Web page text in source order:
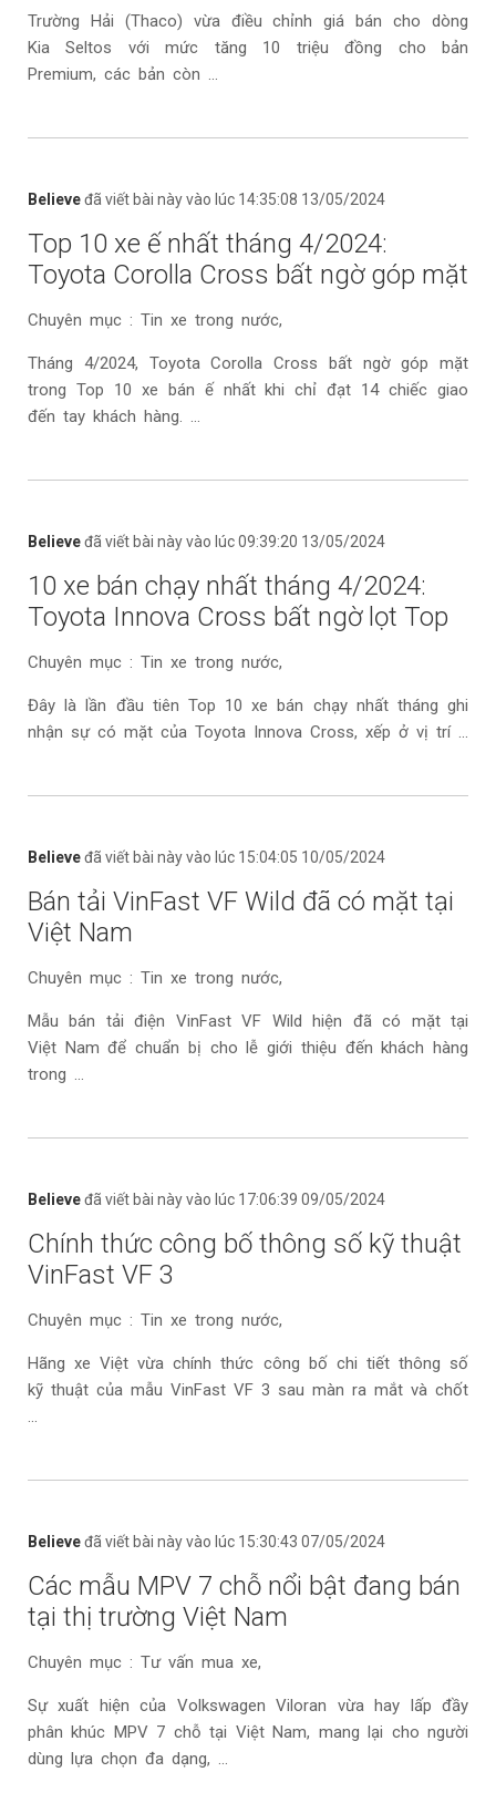
Trường Hải (Thaco) vừa điều chỉnh giá bán cho dòng
Kia Seltos với mức tăng 10 triệu đồng cho bản
Premium, các bản còn ...
Believeđã viết bài này vào lúc 14:35:08 13/05/2024
Top 10 xe ế nhất tháng 4/2024:
Toyota Corolla Cross bất ngờ góp mặt
Chuyên mục : Tin xe trong nước,
Tháng 4/2024, Toyota Corolla Cross bất ngờ góp mặt
trong Top 10 xe bán ế nhất khi chỉ đạt 14 chiếc giao
đến tay khách hàng. ...
Believeđã viết bài này vào lúc 09:39:20 13/05/2024
10 xe bán chạy nhất tháng 4/2024:
Toyota Innova Cross bất ngờ lọt Top
Chuyên mục : Tin xe trong nước,
Đây là lần đầu tiên Top 10 xe bán chạy nhất tháng ghi
nhận sự có mặt của Toyota Innova Cross, xếp ở vị trí ...
Believeđã viết bài này vào lúc 15:04:05 10/05/2024
Bán tải VinFast VF Wild đã có mặt tại
Việt Nam
Chuyên mục : Tin xe trong nước,
Mẫu bán tải điện VinFast VF Wild hiện đã có mặt tại
Việt Nam để chuẩn bị cho lễ giới thiệu đến khách hàng
trong ...
Believeđã viết bài này vào lúc 17:06:39 09/05/2024
Chính thức công bố thông số kỹ thuật
VinFast VF 3
Chuyên mục : Tin xe trong nước,
Hãng xe Việt vừa chính thức công bố chi tiết thông số
kỹ thuật của mẫu VinFast VF 3 sau màn ra mắt và chốt
...
Believeđã viết bài này vào lúc 15:30:43 07/05/2024
Các mẫu MPV 7 chỗ nổi bật đang bán
tại thị trường Việt Nam
Chuyên mục : Tư vấn mua xe,
Sự xuất hiện của Volkswagen Viloran vừa hay lấp đầy
phân khúc MPV 7 chỗ tại Việt Nam, mang lại cho người
dùng lựa chọn đa dạng, ...